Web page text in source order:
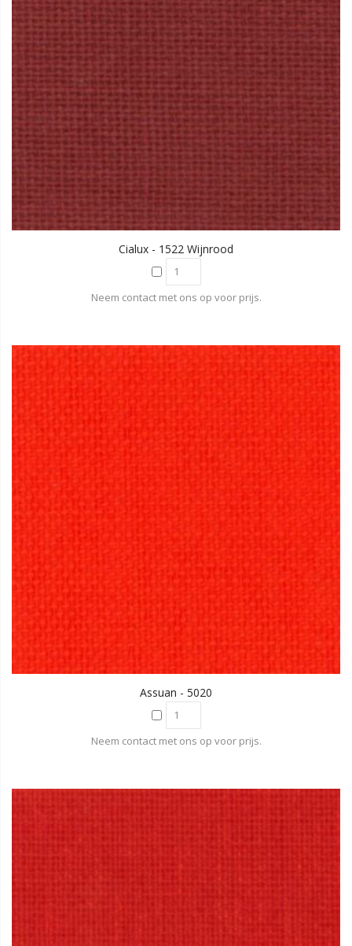
Cialux - 1522 Wijnrood
Neem contact met ons op voor prijs.
Assuan - 5020
Neem contact met ons op voor prijs.